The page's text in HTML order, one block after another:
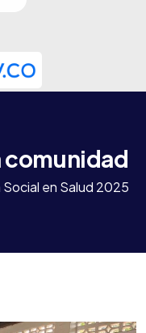
en Salud 2025